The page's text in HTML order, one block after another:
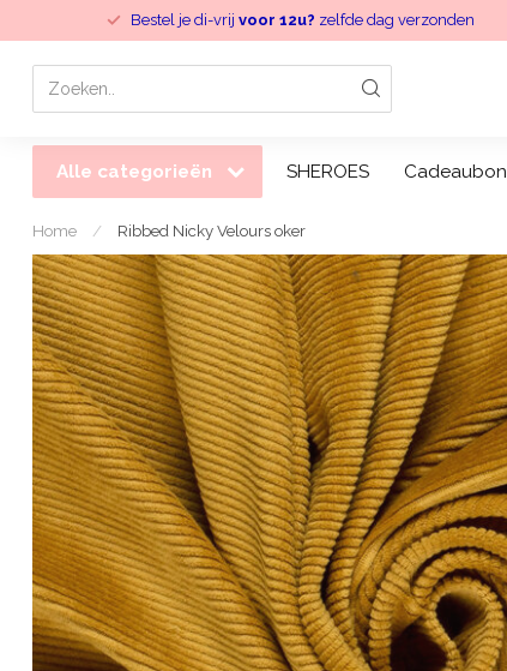
Bestel je di-vrij voor 12u? zelfde dag verzonden
Alle categorieën SHEROES Cadeaubon
Home / Ribbed Nicky Velours oker